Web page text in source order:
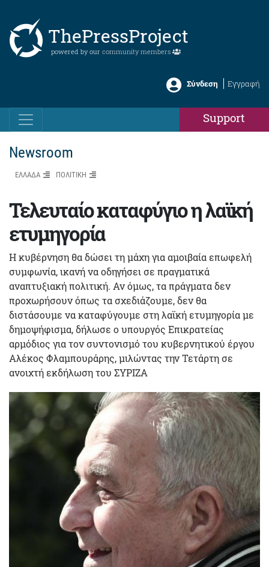
ThePressProject
powered by our community members
Σύνδεση Εγγραφή
Support
Newsroom
ΕΛΛΑΔΑ ΠΟΛΙΤΙΚΗ
Τελευταίο καταφύγιο η λαϊκή
ετυμηγορία
Η κυβέρνηση θα δώσει τη μάχη για αμοιβαία επωφελή
συμφωνία, ικανή να οδηγήσει σε πραγματικά
αναπτυξιακή πολιτική. Αν όμως, τα πράγματα δεν
προχωρήσουν όπως τα σχεδιάζουμε, δεν θα
διστάσουμε να καταφύγουμε στη λαϊκή ετυμηγορία με
δημοψήφισμα, δήλωσε ο υπουργός Επικρατείας
αρμόδιος για τον συντονισμό του κυβερνητικού έργου
Αλέκος Φλαμπουράρης, μιλώντας την Τετάρτη σε
ανοιχτή εκδήλωση του ΣΥΡΙΖΑ